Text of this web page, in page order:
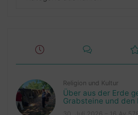
Religion und Kultur
Über aus der Erde
Grabsteine und den